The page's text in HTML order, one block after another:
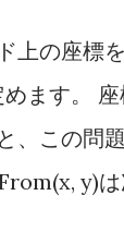
上の座標
ます。
、この問
y)は